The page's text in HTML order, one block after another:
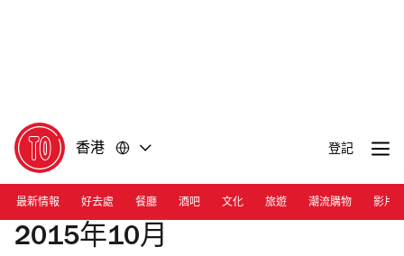
香港 登記
最新情報 好去處 餐廳 酒吧 文化 旅遊 潮流購物 影片
2015年10月